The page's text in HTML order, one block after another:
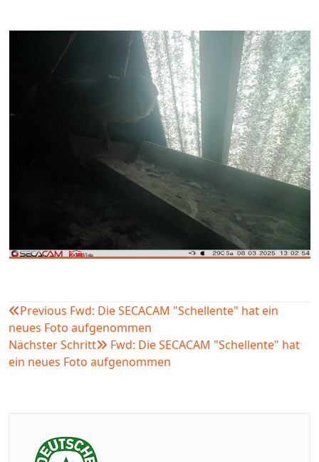
Beitragsnavigation
Previous Fwd: Die SECACAM "Schellente" hat ein
neues Foto aufgenommen
Nächster Schritt
Fwd: Die SECACAM "Schellente" hat
ein neues Foto aufgenommen